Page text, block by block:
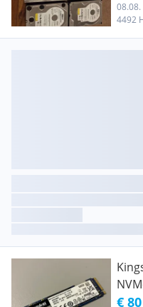
4492
€ 80